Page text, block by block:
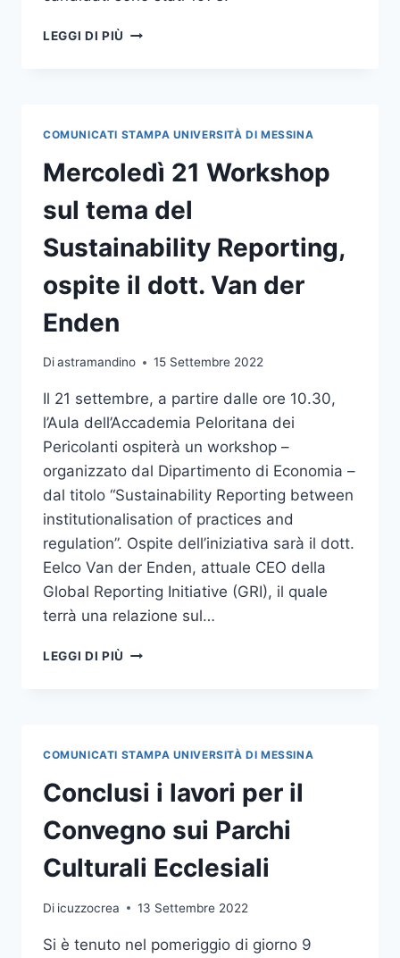
LEGGI DI PIÙ TERMINATE
DI
LAUREA
TRIENNALE
PER
PROFESSIONI
SANITARIE
COMUNICATI STAMPA UNIVERSITÀ DI MESSINA
Mercoledì 21 Workshop
sul tema del
Sustainability Reporting,
ospite il dott. Van der
Enden
Diastramandino 15 Settembre 2022
Il 21 settembre, a partire dalle ore 10.30,
l’Aula dell’Accademia Peloritana dei
Pericolanti ospiterà un workshop –
organizzato dal Dipartimento di Economia –
dal titolo “Sustainability Reporting between
institutionalisation of practices and
regulation”. Ospite dell’iniziativa sarà il dott.
Eelco Van der Enden, attuale CEO della
Global Reporting Initiative (GRI), il quale
terrà una relazione sul…
LEGGI DI PIÙ MERCOLEDÌ
OSPITE
IL
VAN
DER
ENDEN
COMUNICATI STAMPA UNIVERSITÀ DI MESSINA
Conclusi i lavori per il
Convegno sui Parchi
Culturali Ecclesiali
Di icuzzocrea 13 Settembre 2022
Si è tenuto nel pomeriggio di giorno 9